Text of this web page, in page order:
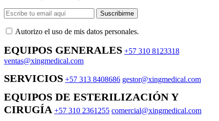
Suscribirme
Autorizo ​​el uso de mis datos personales.
EQUIPOS GENERALES +57 310 8123318
ventas@xingmedical.com
SERVICIOS +57 313 8408686 gestor@xingmedical.com
EQUIPOS DE ESTERILIZACIÓN Y
CIRUGÍA +57 310 2361255 comercial@xingmedical.com